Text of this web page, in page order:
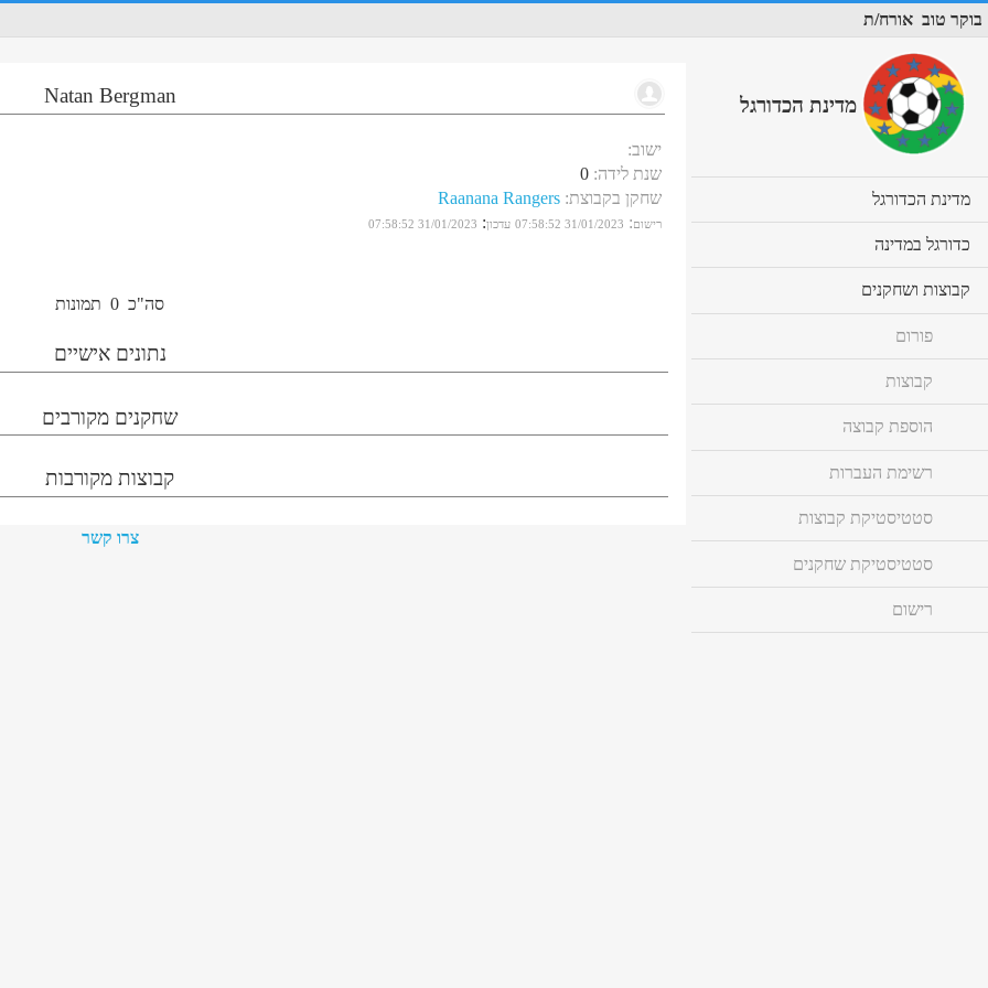
בוקר טוב אורח/ת
Natan Bergman
ישוב:
שנת לידה:
0
שחקן בקבוצת:
Raanana Rangers
רישום:
31/01/2023 07:58:52 עדכון:
31/01/2023 07:58:52
סה"כ 0 תמונות
נתונים אישיים
שחקנים מקורבים
קבוצות מקורבות
צרו קשר
מדינת הכדורגל
מדינת הכדורגל
to
כדורגל במדינה
to
קבוצות ושחקנים
to
פורום
קבוצות
הוספת קבוצה
רשימת העברות
סטטיסטיקת קבוצות
סטטיסטיקת שחקנים
רישום